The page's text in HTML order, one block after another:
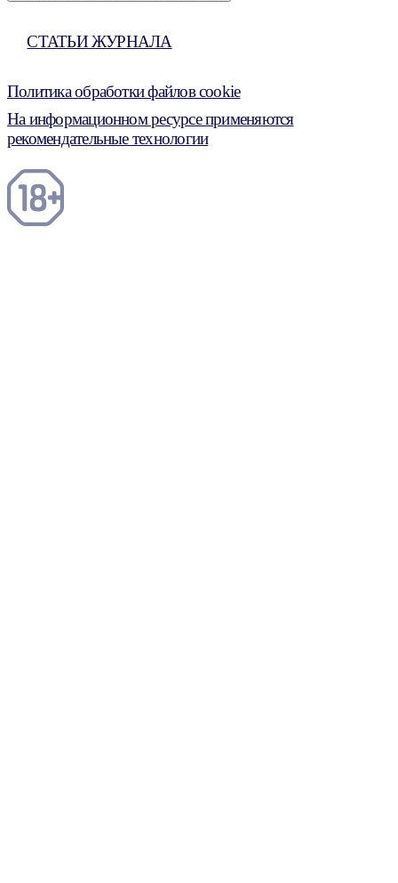
СТАТЬИ ЖУРНАЛА
Политика обработки файлов cookie
На информационном ресурсе применяются
рекомендательные технологии